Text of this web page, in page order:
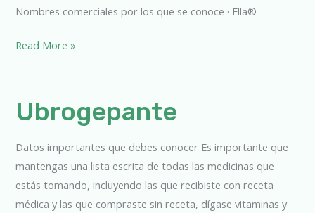
Nombres comerciales por los que se conoce · Ella®
Read More »
Ubrogepante
Datos importantes que debes conocer Es importante que
mantengas una lista escrita de todas las medicinas que
estás tomando, incluyendo las que recibiste con receta
médica y las que compraste sin receta, dígase vitaminas y
Ubrogepante